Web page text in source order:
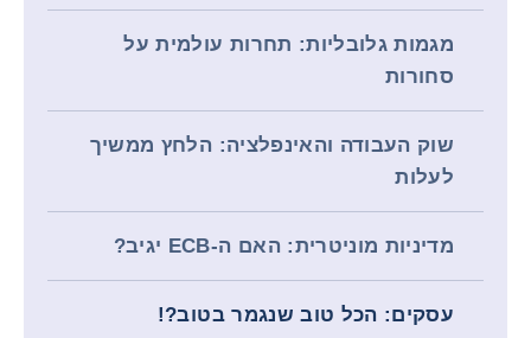
מגמות גלובליות: תחרות עולמית על
סחורות
שוק העבודה והאינפלציה: הלחץ ממשיך
לעלות
מדיניות מוניטרית: האם ה-ECB יגיב?
עסקים: הכל טוב שנגמר בטוב?!